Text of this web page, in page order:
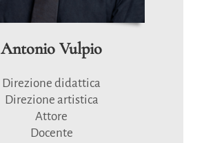
Antonio Vulpio
Direzione didattica
Direzione artistica
Attore
Docente